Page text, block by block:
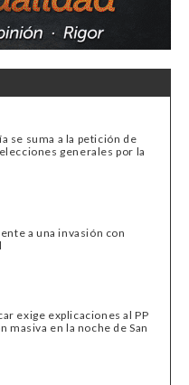
se suma a la petición de
generales por la
a una invasión con
exige explicaciones al PP
masiva en la noche de San